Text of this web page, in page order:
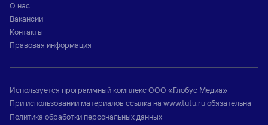
О нас
Вакансии
Контакты
Правовая информация
Используется программный комплексООО «Глобус Медиа»
При использовании материалов ссылка на www.tutu.ruобязательна
Политика обработки персональных данных